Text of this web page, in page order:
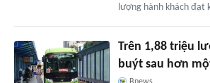
lượng hành khách đạt
Trên 1,88 triệu
buýt sau hơn